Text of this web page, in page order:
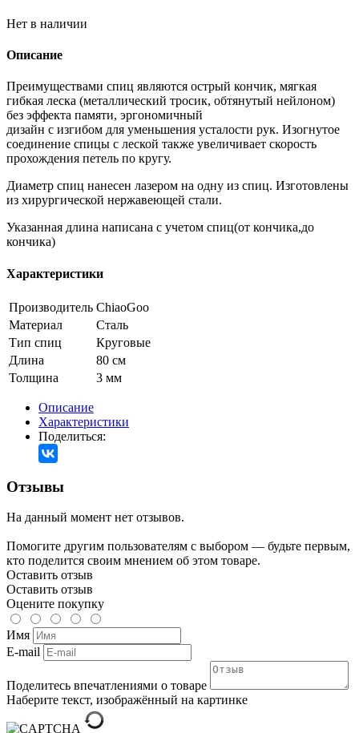
Нет в наличии
Описание
Преимуществами спиц являются острый кончик, мягкая
гибкая леска (металлический тросик, обтянутый нейлоном)
без эффекта памяти, эргономичный
дизайн с изгибом для уменьшения усталости рук. Изогнутое
соединение спицы с леской также увеличивает скорость
прохождения петель по кругу.
Диаметр спиц нанесен лазером на одну из спиц. Изготовлены
из хирургической нержавеющей стали.
Указанная длина написана с учетом спиц(от кончика,до
кончика)
Характеристики
Производитель ChiaoGoo
Материал
Сталь
Тип спиц
Круговые
Длина
80 см
Толщина
3 мм
Описание
Характеристики
Поделиться:
Отзывы
На данный момент нет отзывов.
Помогите другим пользователям с выбором — будьте первым,
кто поделится своим мнением об этом товаре.
Оставить отзыв
Оставить отзыв
Оцените покупку
Имя
E-mail
Поделитесь впечатлениями о товаре
Наберите текст, изображённый на картинке